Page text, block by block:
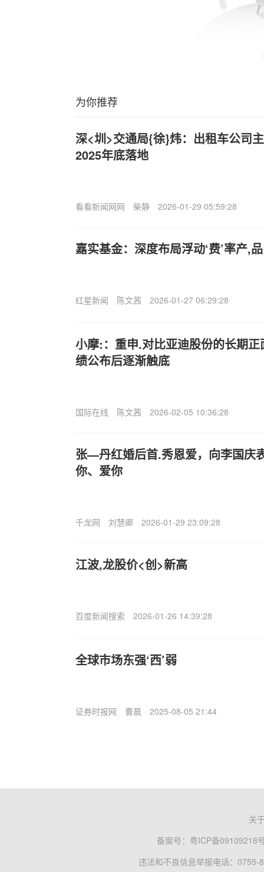
为你推荐
深<圳>交通局{徐}炜：出租车公司
2025年底落地
看看新闻网网 柴静 2026-01-29 05:59:28
嘉实基金：深度布局浮动‘费’率产,
红星新闻 陈文茜 2026-01-27 06:29:28
小摩:：重申.对比亚迪股份的长期
绩公布后逐渐触底
国际在线 陈文茜 2026-02-05 10:36:28
张—丹红婚后首.秀恩爱，向李国庆
你、爱你
千龙网 刘慧卿 2026-01-29 23:09:28
江波,龙股价<创>新高
百度新闻搜索 2026-01-26 14:39:28
全球市场东强‘西’弱
证券时报网 曹晨 2025-08-05 21:44
关
备案号： 粤ICP备09109218
违法和不良信息举报电话：0755-